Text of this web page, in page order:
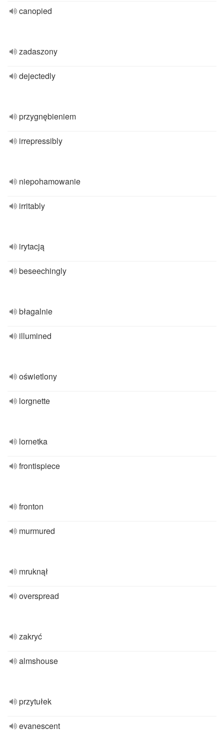
canopied
zadaszony
dejectedly
przygnębieniem
irrepressibly
niepohamowanie
irritably
irytacją
beseechingly
błagalnie
illumined
oświetlony
lorgnette
lornetka
frontispiece
fronton
murmured
mruknął
overspread
zakryć
almshouse
przytułek
evanescent